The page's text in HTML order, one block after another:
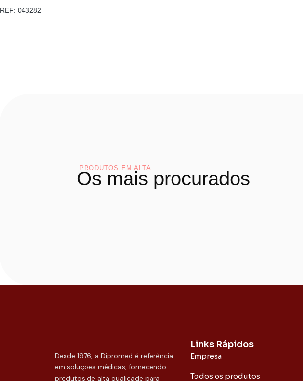
REF: 043282
PRODUTOS EM ALTA
Os mais procurados
Desde 1976, a Dipromed é referência
em soluções médicas, fornecendo
produtos de alta qualidade para
Links Rápidos
Empresa
Todos os produtos